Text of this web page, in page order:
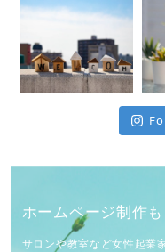
ホームページ制作
サロンや教室など女性起業